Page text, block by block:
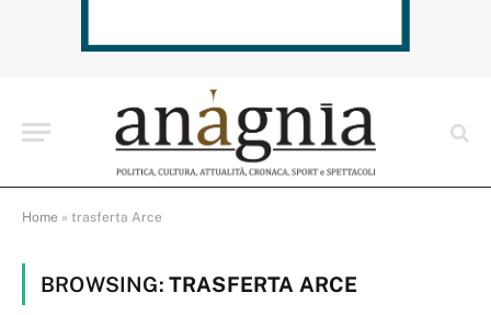
Home » trasferta Arce
BROWSING: TRASFERTA ARCE